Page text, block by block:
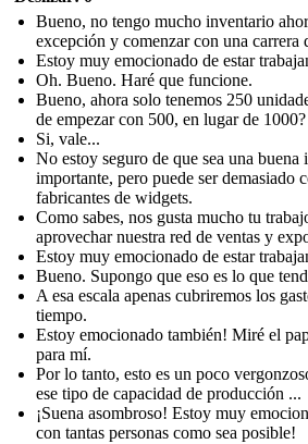
Bueno, no tengo mucho inventario
excepción y comenzar con una carrera
Estoy muy emocionado de estar
Oh. Bueno. Haré que funcione.
Bueno, ahora solo tenemos 250
de empezar con 500, en lugar de 1000?
Si, vale...
No estoy seguro de que sea una
importante, pero puede ser demasiado
fabricantes de widgets.
Como sabes, nos gusta mucho tu
aprovechar nuestra red de ventas y
Estoy muy emocionado de estar
Bueno. Supongo que eso es lo que
A esa escala apenas cubriremos los
tiempo.
Estoy emocionado también! Miré el
para mí.
Por lo tanto, esto es un poco
ese tipo de capacidad de producción ...
¡Suena asombroso! Estoy muy
con tantas personas como sea posible!